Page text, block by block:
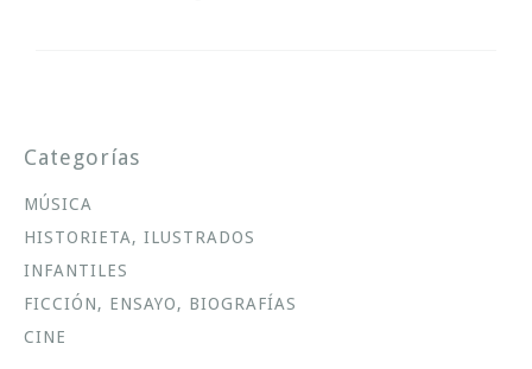
Categorías
MÚSICA
HISTORIETA, ILUSTRADOS
INFANTILES
FICCIÓN, ENSAYO, BIOGRAFÍAS
CINE